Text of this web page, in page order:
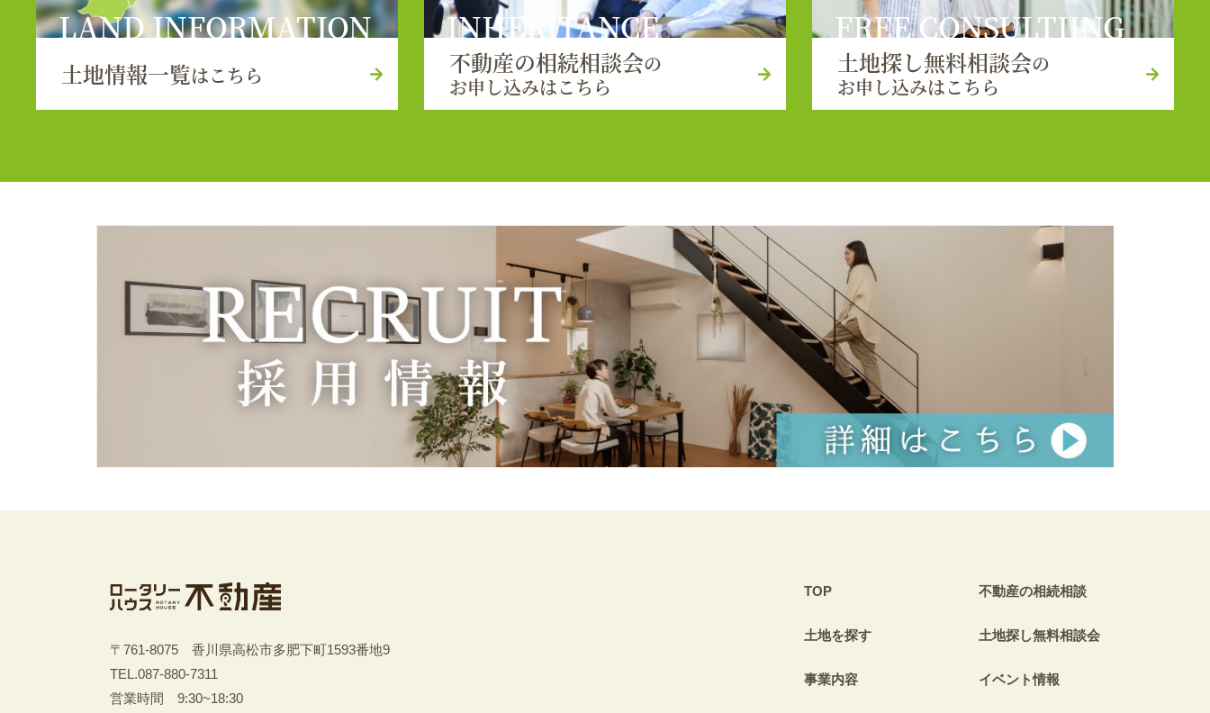
LAND INFORMATION
土地情報一覧はこちら
INHERITANCE
不動産の相続相談会の
お申し込みはこちら
FREE CONSULTIING
土地探し無料相談会の
お申し込みはこちら
TOP
土地を探す
事業内容
不動産の相続相談
土地探し無料相談会
イベント情報
〒761-8075 香川県高松市多肥下町1593番地9
TEL.087-880-7311
営業時間 9:30~18:30